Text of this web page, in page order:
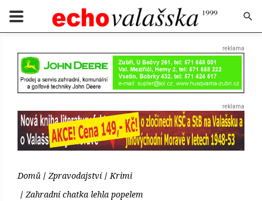
Domů Zpravodajství
Krimi
Zahradní chatka lehla popelem